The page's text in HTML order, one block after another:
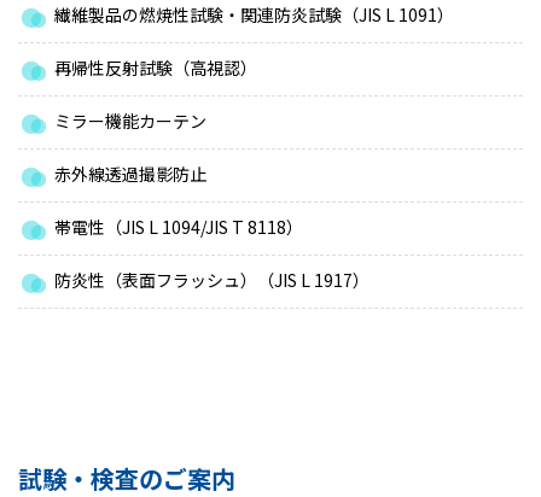
試験・検査のご案内
繊維製品の燃焼性試験・関連防炎試験（JIS L 1091）
再帰性反射試験（高視認）
ミラー機能カーテン
赤外線透過撮影防止
帯電性（JIS L 1094/JIS T 8118）
防炎性（表面フラッシュ）（JIS L 1917）